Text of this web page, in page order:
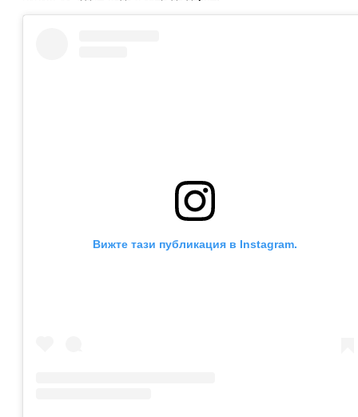
Вижте тази публикация в Instagram.